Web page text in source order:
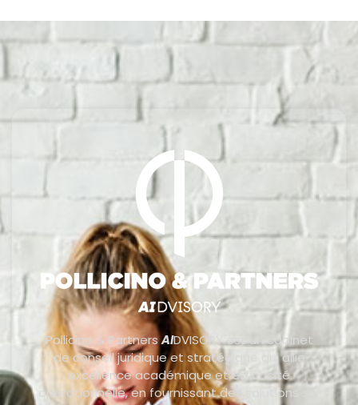
Pollicino & PartnersAIDVISORY est un cabinet
de conseil juridique et stratégique qui allie
excellence académique et efficacité
opérationnelle, en fournissant des solutions sur